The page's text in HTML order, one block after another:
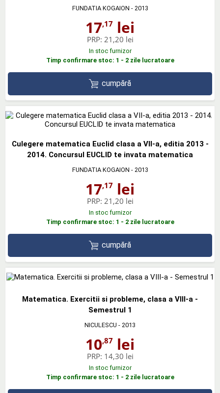
FUNDATIA KOGAION - 2013
17,17 lei
PRP: 21,20 lei
In stoc furnizor
Timp confirmare stoc: 1 - 2 zile lucratoare
cumpără
Culegere matematica Euclid clasa a VII-a, editia 2013 -
2014. Concursul EUCLID te invata matematica
FUNDATIA KOGAION - 2013
17,17 lei
PRP: 21,20 lei
In stoc furnizor
Timp confirmare stoc: 1 - 2 zile lucratoare
cumpără
Matematica. Exercitii si probleme, clasa a VIII-a -
Semestrul 1
NICULESCU - 2013
10,87 lei
PRP: 14,30 lei
In stoc furnizor
Timp confirmare stoc: 1 - 2 zile lucratoare